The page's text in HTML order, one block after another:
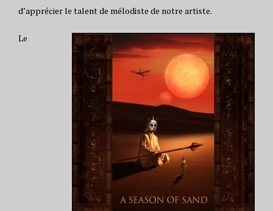
d’apprécier le talent de mélodiste de notre artiste.
Le